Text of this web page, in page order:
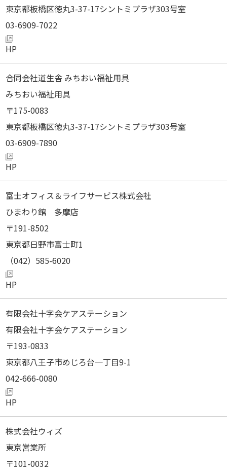
東京都板橋区徳丸3-37-17シントミプラザ303号室
03-6909-7022
合同会社道生舎 みちおい福祉用具
みちおい福祉用具
175-0083
東京都板橋区徳丸3-37-17シントミプラザ303号室
03-6909-7890
富士オフィス＆ライフサービス株式会社
ひまわり館 多摩店
191-8502
東京都日野市富士町1
（042）585-6020
有限会社十字会ケアステーション
有限会社十字会ケアステーション
193-0833
東京都八王子市めじろ台一丁目9-1
042-666-0080
株式会社ウィズ
東京営業所
101-0032